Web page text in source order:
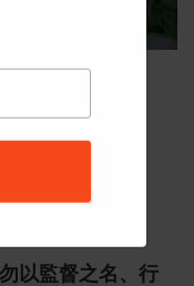
南市
造謠之
以監督之名、行